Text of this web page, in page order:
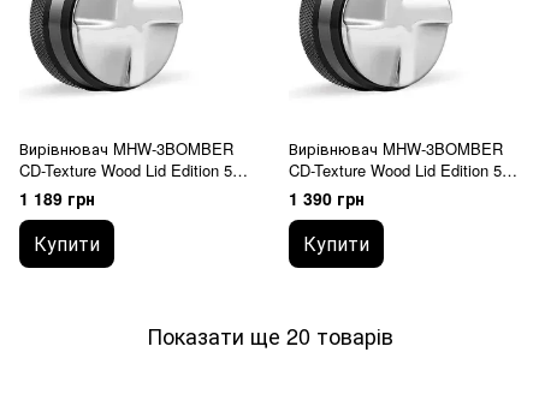
Вирівнювач MHW-3BOMBER
CD-Texture Wood Lid Edition 51
mm Чорний
1 189 грн
Купити
Вирівнювач MHW-3BOMBER
CD-Texture Wood Lid Edition 53
mm Чорний
1 390 грн
Купити
Показати ще 20 товарів